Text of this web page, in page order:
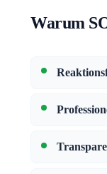
Warum